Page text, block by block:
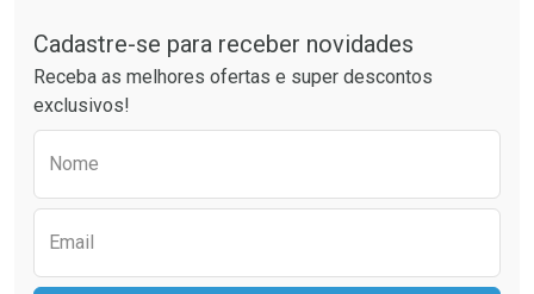
Ativar Desconto
Comprar sem Desconto
Comprar sem Desconto
Por R$ 37,25/cada
Ativar Desconto
Comprar sem Desconto
Comprar sem Desconto
Cadastre-se para receber novidades
Receba as melhores ofertas e super descontos
exclusivos!
Nome
Email